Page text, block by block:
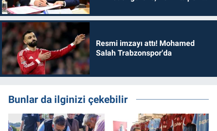
Resmi imzayı attı! Mohamed
Salah Trabzonspor'da
Bunlar da ilginizi çekebilir